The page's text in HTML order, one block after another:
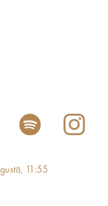
11:55